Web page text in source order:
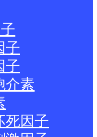
子
子
介素
死因子